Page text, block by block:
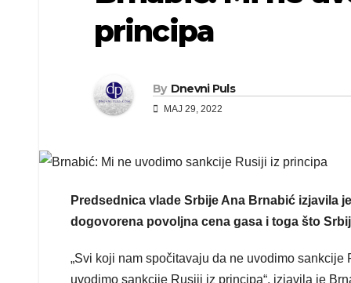
principa
By Dnevni Puls
MAJ 29, 2022
Predsednica vlade Srbije Ana Brnabić izjavila
dogovorena povoljna cena gasa i toga što
„Svi koji nam spočitavaju da ne uvodimo
uvodimo sankcije Rusiji iz principa“, izjavila je